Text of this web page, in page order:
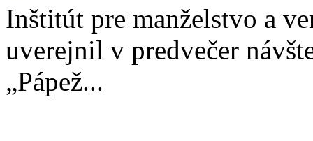
Inštitút pre manželstvo a
uverejnil v predvečer
„Pápež...